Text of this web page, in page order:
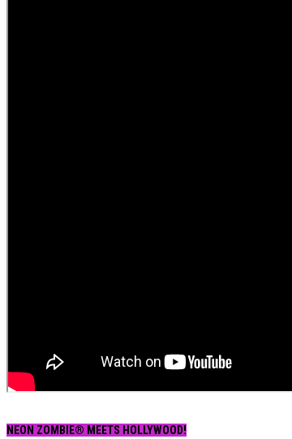
NEON ZOMBIE® MEETS HOLLYWOOD!